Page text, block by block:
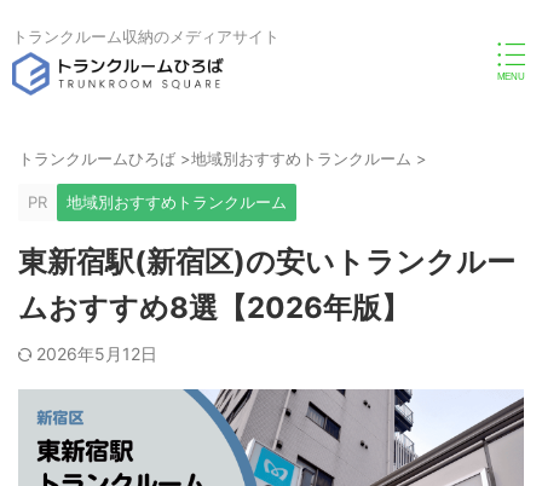
トランクルーム収納のメディアサイト
トランクルームひろば >地域別おすすめトランクルーム >
PR 地域別おすすめトランクルーム
東新宿駅(新宿区)の安いトランクルー
ムおすすめ8選【2026年版】
2026年5月12日